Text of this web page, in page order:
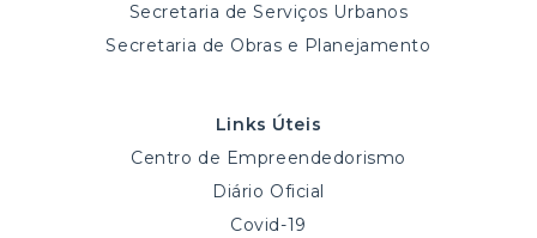
Secretaria de Serviços Urbanos
Secretaria de Obras e Planejamento
Links Úteis
Centro de Empreendedorismo
Diário Oficial
Covid-19